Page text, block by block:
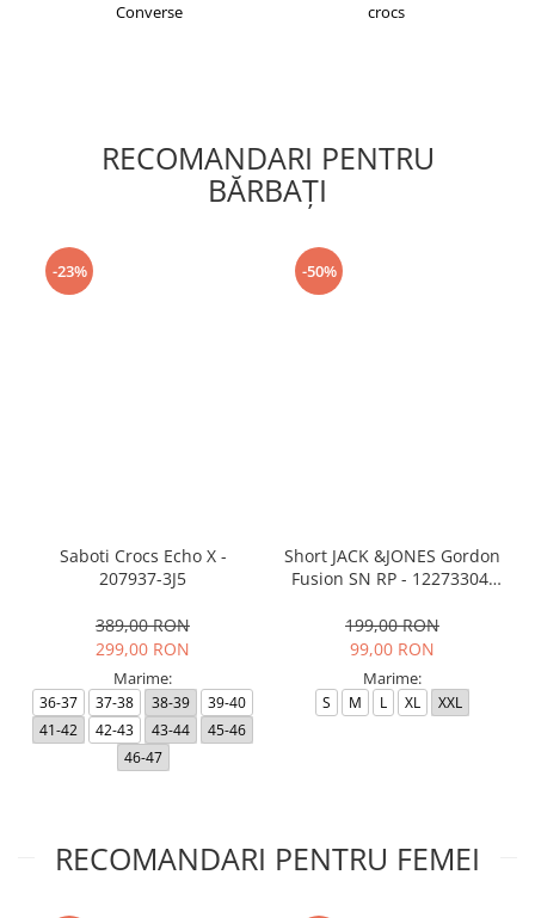
Converse crocs
RECOMANDARI PENTRU
BĂRBAŢI
-23%
Saboti Crocs Echo X -
207937-3J5
389,00 RON
299,00 RON
Marime:
36-37 37-38 38-39
39-40
41-42
42-43 43-44
45-46
46-47
-50%
Short JACK &JONES Gordon
Fusion SN RP - 12273304-
199,00 RON
99,00 RON
Marime:
S M L XL XXL
RECOMANDARI PENTRU FEMEI